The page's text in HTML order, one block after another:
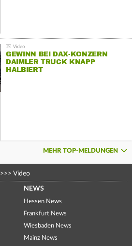
GEWINN BEI DAX-KONZERN
DAIMLER TRUCK KNAPP
HALBIERT
MEHR TOP-MELDUNGEN
>>> Video
NEWS
Hessen News
Frankfurt News
Wiesbaden News
Mainz News